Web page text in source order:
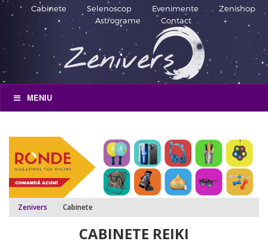
Cabinete Selenoscop Evenimente
Zenishop
Astrograme
Contact
MENIU
Zenivers Cabinete
CABINETE REIKI